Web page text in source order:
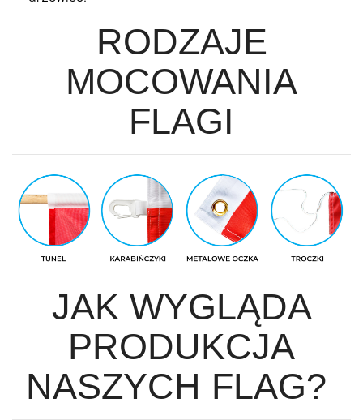
RODZAJE
MOCOWANIA
FLAGI
JAK WYGLĄDA
PRODUKCJA
NASZYCH FLAG?